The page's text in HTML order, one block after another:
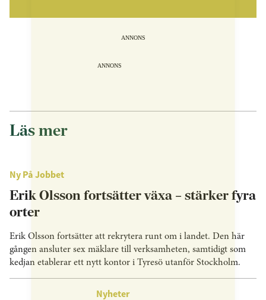
ANNONS
ANNONS
Läs mer
Ny På Jobbet
Erik Olsson fortsätter växa – stärker fyra
orter
Erik Olsson fortsätter att rekrytera runt om i landet. Den här
gången ansluter sex mäklare till verksamheten, samtidigt som
kedjan etablerar ett nytt kontor i Tyresö utanför Stockholm.
Nyheter